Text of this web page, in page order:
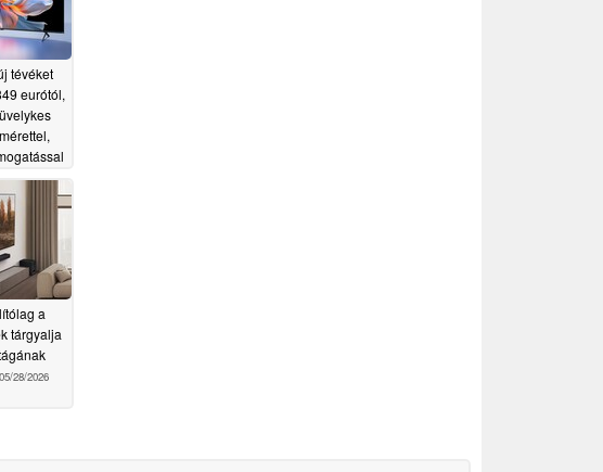
tévéket
eurótól,
es
06/18/2026
a
tárgyalja
05/28/2026